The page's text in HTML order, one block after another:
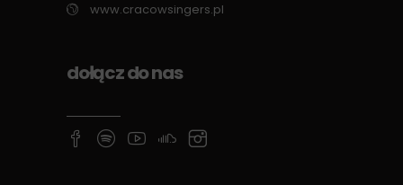
www.cracowsingers.pl
dołącz do nas